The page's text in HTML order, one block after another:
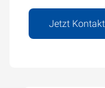
Jetzt